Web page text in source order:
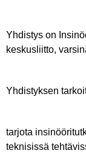
Yhdistys on
keskusliitto,
Yhdistyksen
tarjota
teknisissä